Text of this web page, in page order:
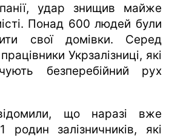
удар знищив майже
Понад 600 людей були
свої домівки. Серед
Укрзалізниці, які
безперебійний рух
що наразі вже
родин залізничників, які